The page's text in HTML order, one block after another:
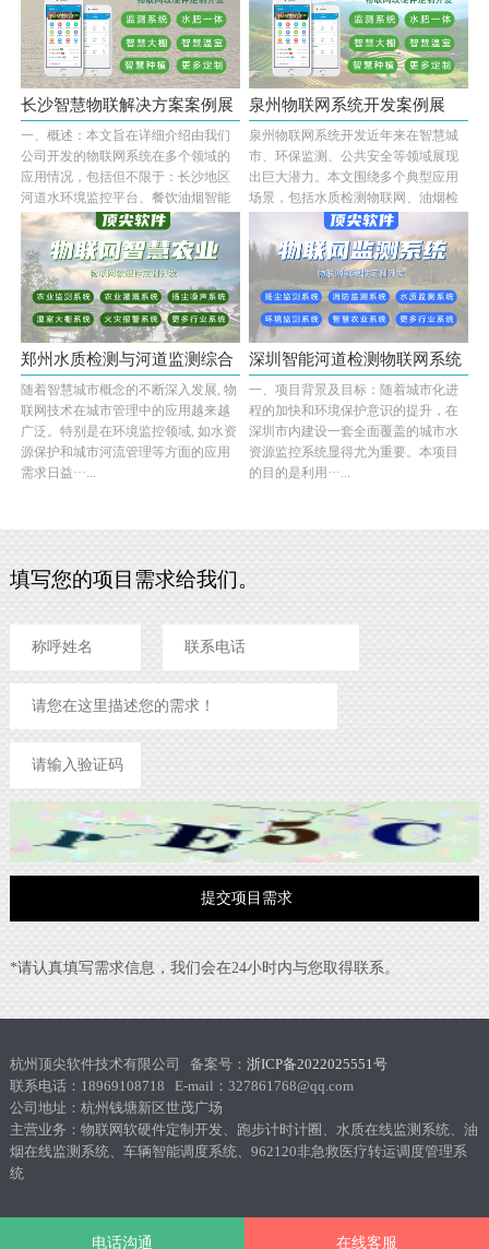
长沙智慧物联解决方案案例展
示——···
一、概述：本文旨在详细介绍由我们
公司开发的物联网系统在多个领域的
应用情况，包括但不限于：长沙地区
河道水环境监控平台、餐饮油烟智能
监测系统和智···...
泉州物联网系统开发案例展
示：多场···
泉州物联网系统开发近年来在智慧城
市、环保监测、公共安全等领域展现
出巨大潜力。本文围绕多个典型应用
场景，包括水质检测物联网、油烟检
测物联网、河···...
郑州水质检测与河道监测综合
物联网···
随着智慧城市概念的不断深入发展, 物
联网技术在城市管理中的应用越来越
广泛。特别是在环境监控领域, 如水资
源保护和城市河流管理等方面的应用
需求日益···...
深圳智能河道检测物联网系统
的研发···
一、项目背景及目标：随着城市化进
程的加快和环境保护意识的提升，在
深圳市内建设一套全面覆盖的城市水
资源监控系统显得尤为重要。本项目
的目的是利用···...
填写您的项目需求给我们。
*请认真填写需求信息，我们会在24小时内与您取得联系。
杭州顶尖软件技术有限公司 备案号： 浙ICP备2022025551号
联系电话：18969108718 E-mail：327861768@qq.com
公司地址：杭州钱塘新区世茂广场
主营业务：物联网软硬件定制开发、跑步计时计圈、水质在线监测系统、油
烟在线监测系统、车辆智能调度系统、962120非急救医疗转运调度管理系
统
电话沟通 在线客服